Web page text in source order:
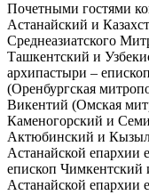
Почетными гостями
Астанайский и
Среднеазиатского
Ташкентский и
архипастыри –
(Оренбургская
Викентий (Омская
Каменогорский и
Актюбинский и
Астанайской епархии
епископ Чимкентский
Астанайской епархии